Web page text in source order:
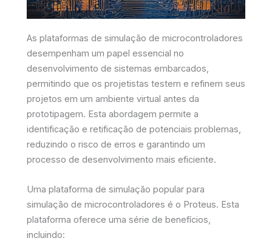
As plataformas de simulação de microcontroladores
desempenham um papel essencial no
desenvolvimento de sistemas embarcados,
permitindo que os projetistas testem e refinem seus
projetos em um ambiente virtual antes da
prototipagem. Esta abordagem permite a
identificação e retificação de potenciais problemas,
reduzindo o risco de erros e garantindo um
processo de desenvolvimento mais eficiente.
Uma plataforma de simulação popular para
simulação de microcontroladores é o Proteus. Esta
plataforma oferece uma série de benefícios,
incluindo: